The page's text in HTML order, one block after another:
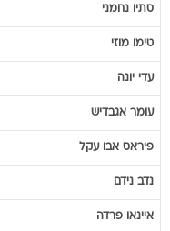
סתיו נחמני
טימו מוזי
עדי יונה
עומר אגבדיש
פיראס אבו עקל
נדב נידם
איינאו פרדה